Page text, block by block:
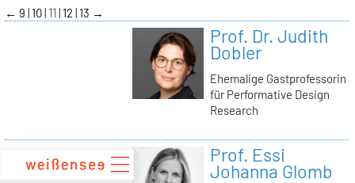
zum
Inhalt
← 9 10 11 12 13 →
Prof. Dr. Judith
Dobler
Ehemalige Gastprofessorin
für Performative Design
Research
Prof. Essi
Johanna Glomb